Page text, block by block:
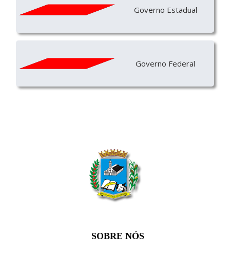
Governo Estadual
Governo Federal
SOBRE NÓS